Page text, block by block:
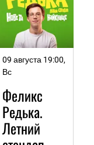
09 августа 19:00,
Вс
Феликс
Редька.
Летний